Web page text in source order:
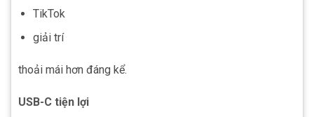
TikTok
giải trí
thoải mái hơn đáng kể.
USB-C tiện lợi